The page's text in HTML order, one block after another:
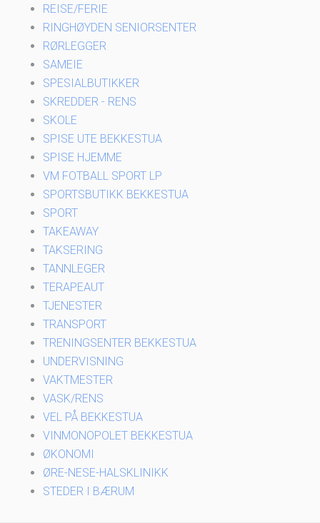
REISE/FERIE
RINGHØYDEN SENIORSENTER
RØRLEGGER
SAMEIE
SPESIALBUTIKKER
SKREDDER - RENS
SKOLE
SPISE UTE BEKKESTUA
SPISE HJEMME
VM FOTBALL SPORT LP
SPORTSBUTIKK BEKKESTUA
SPORT
TAKEAWAY
TAKSERING
TANNLEGER
TERAPEAUT
TJENESTER
TRANSPORT
TRENINGSENTER BEKKESTUA
UNDERVISNING
VAKTMESTER
VASK/RENS
VEL PÅ BEKKESTUA
VINMONOPOLET BEKKESTUA
ØKONOMI
ØRE-NESE-HALSKLINIKK
STEDER I BÆRUM